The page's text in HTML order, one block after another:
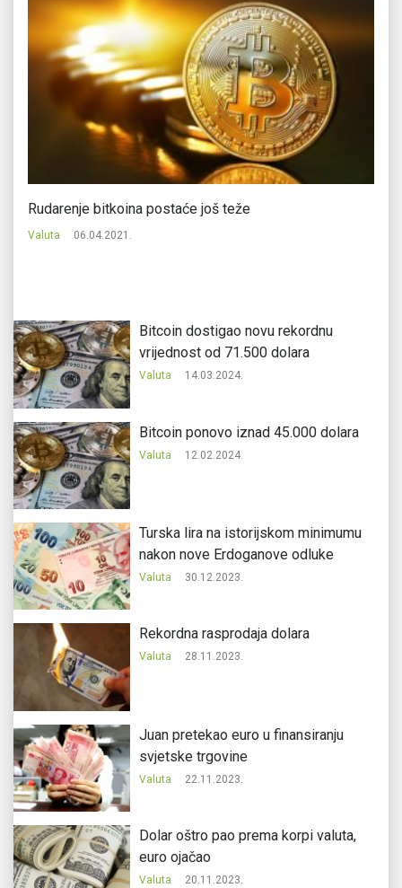
Rudarenje bitkoina postaće još teže
Valuta 06.04.2021.
Bitcoin dostigao novu rekordnu
vrijednost od 71.500 dolara
Valuta 14.03.2024.
Bitcoin ponovo iznad 45.000 dolara
Valuta 12.02.2024.
Turska lira na istorijskom minimumu
nakon nove Erdoganove odluke
Valuta 30.12.2023.
Rekordna rasprodaja dolara
Valuta 28.11.2023.
Juan pretekao euro u finansiranju
svjetske trgovine
Valuta 22.11.2023.
Dolar oštro pao prema korpi valuta,
euro ojačao
Valuta 20.11.2023.